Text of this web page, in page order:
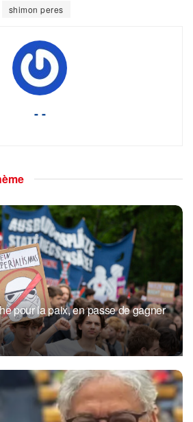
shimon peres
- -
pour la paix, en passe de gagner